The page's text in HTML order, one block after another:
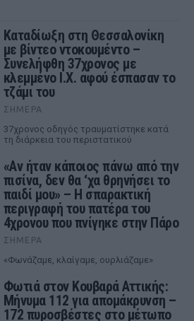
Καταδίωξη στη Θεσσαλονίκη
με βίντεο ντοκουμέντο –
Συνελήφθη 37χρονος με
κλεμμένο Ι.Χ. αφού έσπασαν το
τζάμι του
ΣΉΜΕΡΑ
37χρονος οδηγός τραυματίστηκε κατά
τη διάρκεια του περιστατικού
«Αν ήταν κάποιος πάνω από την
πισίνα, δεν θα ‘χα θρηνήσει το
παιδί μου» – Η σπαρακτική
περιγραφή του πατέρα του
4χρονου που πνίγηκε στην Πάρο
ΣΉΜΕΡΑ
«Φωνάζαμε, κλαίγαμε, ουρλιάζαμε»
Φωτιά στον Κουβαρά Αττικής:
Μήνυμα 112 για απομάκρυνση –
172 πυροσβέστες στο μέτωπο